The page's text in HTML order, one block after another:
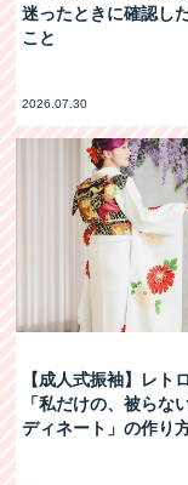
迷ったときに確認し
こと
2026.07.30
【成人式振袖】レト
「私だけの、被らな
ディネート」の作り